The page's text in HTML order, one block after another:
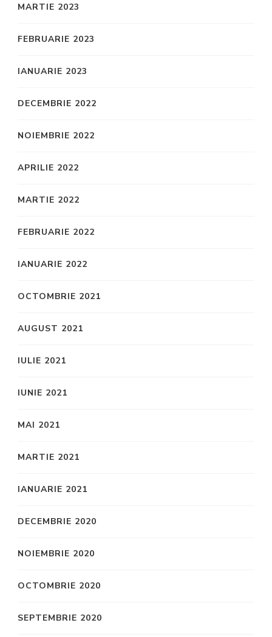
MARTIE 2023
FEBRUARIE 2023
IANUARIE 2023
DECEMBRIE 2022
NOIEMBRIE 2022
APRILIE 2022
MARTIE 2022
FEBRUARIE 2022
IANUARIE 2022
OCTOMBRIE 2021
AUGUST 2021
IULIE 2021
IUNIE 2021
MAI 2021
MARTIE 2021
IANUARIE 2021
DECEMBRIE 2020
NOIEMBRIE 2020
OCTOMBRIE 2020
SEPTEMBRIE 2020